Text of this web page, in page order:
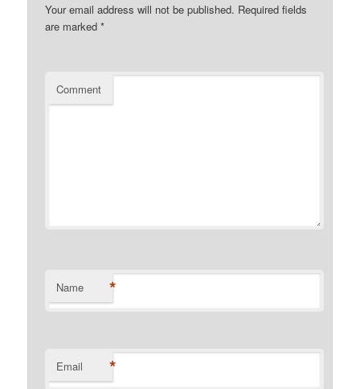
Your email address will not be published. Required fields
are marked*
Comment
Name *
Email *